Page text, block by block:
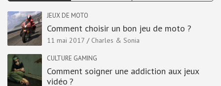
JEUX DE MOTO
Comment choisir un bon jeu de moto ?
11 mai 2017 Charles & Sonia
CULTURE GAMING
Comment soigner une addiction aux jeux
vidéo ?